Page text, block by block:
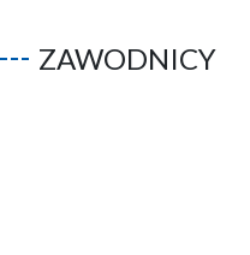
ZAWODNICY